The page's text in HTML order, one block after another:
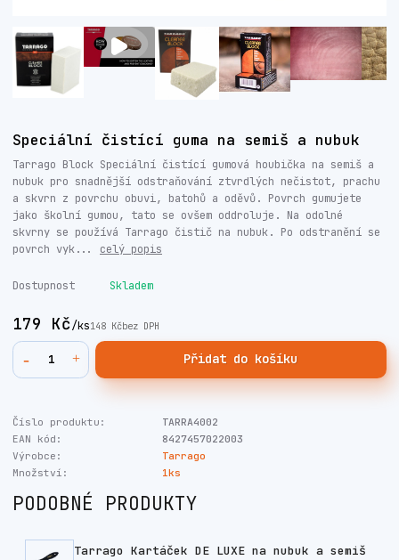
Speciální čistící guma na semiš a nubuk
Tarrago Block Speciální čistící gumová houbička na semiš a
nubuk pro snadnější odstraňování ztvrdlých nečistot, prachu
a skvrn z povrchu obuvi, batohů a oděvů. Povrch gumujete
jako školní gumou, tato se ovšem oddroluje. Na odolné
skvrny se používá Tarrago čistič na nubuk. Po odstranění se
povrch vyk... celý popis
Dostupnost Skladem
179 Kč/ks148 Kčbez DPH
Přidat do košíku
Číslo produktu:
TARRA4002
EAN kód:
8427457022003
Výrobce:
Tarrago
Množství:
1ks
PODOBNÉ PRODUKTY
Tarrago Kartáček DE LUXE na nubuk a semiš